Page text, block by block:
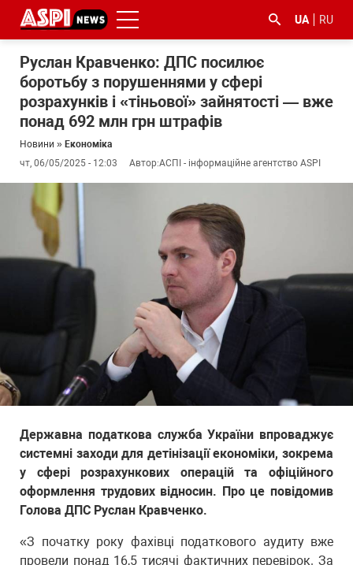
UA RU
Руслан Кравченко: ДПС посилює
боротьбу з порушеннями у сфері
розрахунків і «тіньової» зайнятості — вже
понад 692 млн грн штрафів
Новини » Економіка
чт, 06/05/2025 - 12:03
Автор:АСПІ - інформаційне агентство ASPI
Державна податкова служба України впроваджує
системні заходи для детінізації економіки, зокрема
у сфері розрахункових операцій та офіційного
оформлення трудових відносин. Про це повідомив
Голова ДПС Руслан Кравченко.
«З початку року фахівці податкового аудиту вже
провели понад 16,5 тисячі фактичних перевірок. За
корупцією